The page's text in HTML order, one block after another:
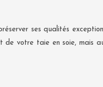
ses qualités
votre taie en soie, mais